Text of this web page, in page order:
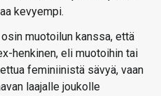
kevyempi.
muotoilun kanssa, että
henkinen, eli muotoihin tai
feminiinistä sävyä, vaan
laajalle joukolle